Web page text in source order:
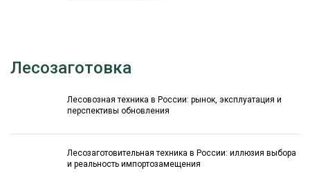
Лесозаготовка
Лесовозная техника в России: рынок, эксплуатация и
перспективы обновления
Лесозаготовительная техника в России: иллюзия выбора
и реальность импортозамещения